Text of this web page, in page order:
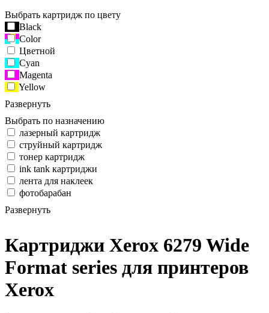
Выбрать картридж по цвету
Black
Color
Цветной
Cyan
Magenta
Yellow
Развернуть
Выбрать по назначению
лазерный картридж
струйный картридж
тонер картридж
ink tank картриджи
лента для наклеек
фотобарабан
Развернуть
Картриджи Xerox 6279 Wide
Format series для принтеров
Xerox